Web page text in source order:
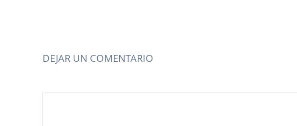
DEJAR UN COMENTARIO